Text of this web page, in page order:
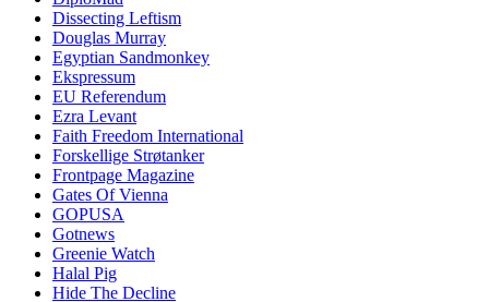
Dissecting Leftism
Douglas Murray
Egyptian Sandmonkey
Ekspressum
EU Referendum
Ezra Levant
Faith Freedom International
Forskellige Strøtanker
Frontpage Magazine
Gates Of Vienna
GOPUSA
Gotnews
Greenie Watch
Halal Pig
Hide The Decline